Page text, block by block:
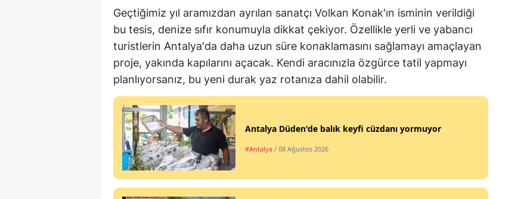
Geçtiğimiz yıl aramızdan ayrılan sanatçı Volkan Konak'ın isminin verildiği
bu tesis, denize sıfır konumuyla dikkat çekiyor. Özellikle yerli ve yabancı
turistlerin Antalya'da daha uzun süre konaklamasını sağlamayı amaçlayan
proje, yakında kapılarını açacak. Kendi aracınızla özgürce tatil yapmayı
planlıyorsanız, bu yeni durak yaz rotanıza dahil olabilir.
Antalya Düden'de balık keyfi cüzdanı yormuyor
#Antalya / 08 Ağustos 2026